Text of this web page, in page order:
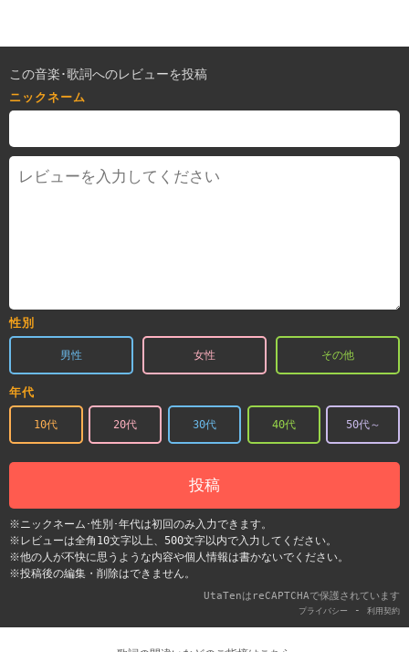
この音楽･歌詞へのレビューを投稿
ニックネーム
性別
男性 女性 その他
年代
10代 20代 30代 40代 50代～
投稿
※ニックネーム･性別･年代は初回のみ入力できます。
※レビューは全角10文字以上、500文字以内で入力してください。
※他の人が不快に思うような内容や個人情報は書かないでください。
※投稿後の編集・削除はできません。
UtaTenはreCAPTCHAで保護されています
プライバシー - 利用契約